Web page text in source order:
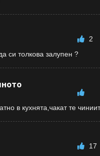
2
си толкова залупен ?
в кухнята,чакат те
17